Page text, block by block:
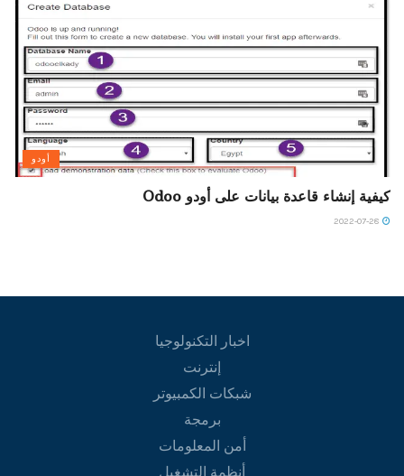
أودو
كيفية إنشاء قاعدة بيانات على أودو Odoo
اخبار التكنولوجيا
إنترنت
شبكات الكمبيوتر
برمجة
أمن المعلومات
أنظمة التشغيل